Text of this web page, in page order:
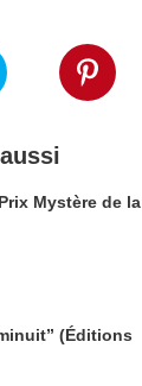
Mystère de la
(Éditions